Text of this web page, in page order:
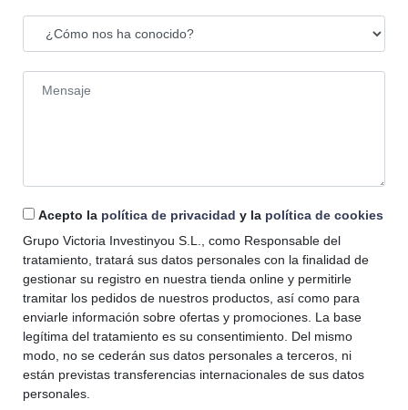
Acepto la política de privacidad y la política de cookies
Grupo Victoria Investinyou S.L., como Responsable del
tratamiento, tratará sus datos personales con la finalidad de
gestionar su registro en nuestra tienda online y permitirle
tramitar los pedidos de nuestros productos, así como para
enviarle información sobre ofertas y promociones. La base
legítima del tratamiento es su consentimiento. Del mismo
modo, no se cederán sus datos personales a terceros, ni
están previstas transferencias internacionales de sus datos
personales.